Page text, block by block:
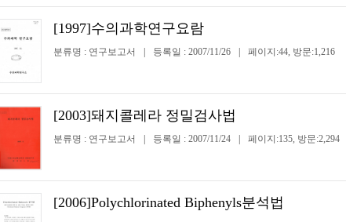
[1997]수의과학연구요람
분류명 : 연구보고서 등록일 : 2007/11/26 페이지:44, 방문:1,216
[2003]돼지콜레라 정밀검사법
분류명 : 연구보고서 등록일 : 2007/11/24 페이지:135, 방문:2,294
[2006]Polychlorinated Biphenyls분석법